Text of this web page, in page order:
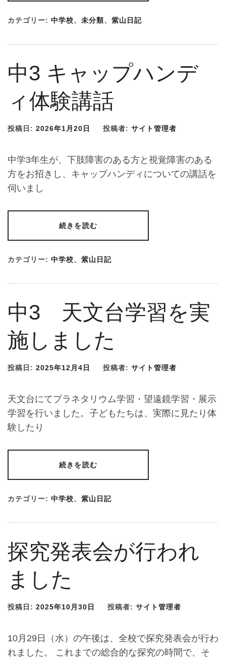
カテゴリー: 中学校、 未分類、 紫山日記
中3 キャップハンデ
ィ体験講話
投稿日: 2026年1月20日 投稿者: サイト管理者
中学3年生が、下肢障害のある方と視覚障害のある
方をお招きし、キャップハンディについての講話を
伺いまし
続きを読む
カテゴリー: 中学校、 紫山日記
中3 天文台学習を実
施しました
投稿日: 2025年12月4日 投稿者: サイト管理者
天文台にてプラネタリウム学習・望遠鏡学習・展示
学習を行いました。子どもたちは、実際に見たり体
験したり
続きを読む
カテゴリー: 中学校、 紫山日記
探究発表会が行われ
ました
投稿日: 2025年10月30日 投稿者: サイト管理者
10月29日（水）の午後は、全校で探究発表会が行わ
れました。 これまでの総合的な探究の時間で、そ